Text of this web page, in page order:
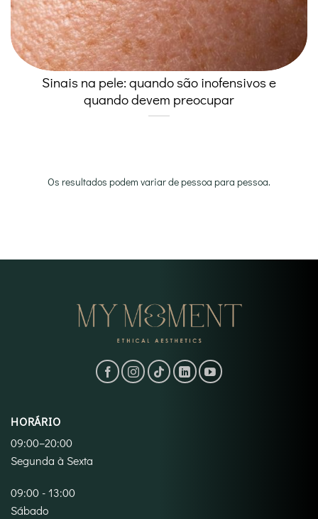
Sinais na pele: quando são inofensivos e
quando devem preocupar
Os resultados podem variar de pessoa para pessoa.
HORÁRIO
09:00–20:00
Segunda à Sexta
09:00 - 13:00
Sábado